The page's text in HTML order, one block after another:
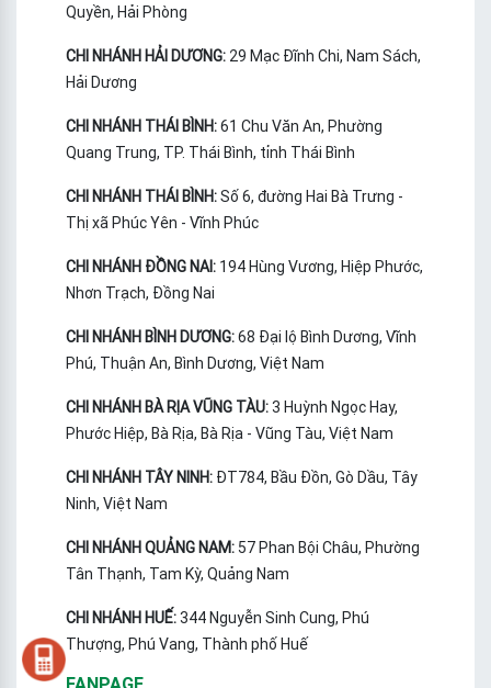
Quyền, Hải Phòng
CHI NHÁNH HẢI DƯƠNG: 29 Mạc Đĩnh Chi, Nam Sách,
Hải Dương
CHI NHÁNH THÁI BÌNH:61 Chu Văn An, Phường
Quang Trung, TP. Thái Bình, tỉnh Thái Bình
CHI NHÁNH THÁI BÌNH:Số 6, đường Hai Bà Trưng -
Thị xã Phúc Yên - Vĩnh Phúc
CHI NHÁNH ĐỒNG NAI: 194 Hùng Vương, Hiệp Phước,
Nhơn Trạch, Đồng Nai
CHI NHÁNH BÌNH DƯƠNG:68 Đại lộ Bình Dương, Vĩnh
Phú, Thuận An, Bình Dương, Việt Nam
CHI NHÁNH BÀ RỊA VŨNG TÀU:3 Huỳnh Ngọc Hay,
Phước Hiệp, Bà Rịa, Bà Rịa - Vũng Tàu, Việt Nam
CHI NHÁNH TÂY NINH: ĐT784, Bầu Đồn, Gò Dầu, Tây
Ninh, Việt Nam
CHI NHÁNH QUẢNG NAM: 57 Phan Bội Châu, Phường
Tân Thạnh, Tam Kỳ, Quảng Nam
CHI NHÁNH HUẾ:344 Nguyễn Sinh Cung, Phú
Thượng, Phú Vang, Thành phố Huế
FANPAGE